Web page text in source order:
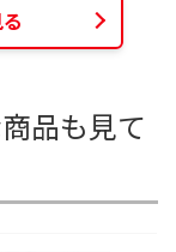
品も見て